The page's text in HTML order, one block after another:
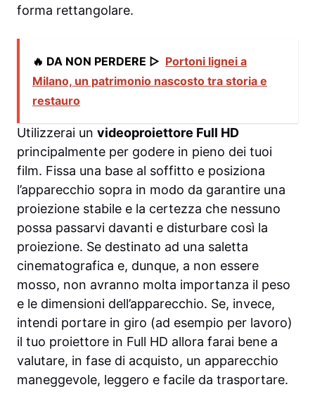
forma rettangolare.
🔥 DA NON PERDERE ▷ Portoni lignei a
Milano, un patrimonio nascosto tra storia e
restauro
Utilizzerai un videoproiettore Full HD
principalmente per godere in pieno dei tuoi
film. Fissa una base al soffitto e posiziona
l’apparecchio sopra in modo da garantire una
proiezione stabile e la certezza che nessuno
possa passarvi davanti e disturbare così la
proiezione. Se destinato ad una saletta
cinematografica e, dunque, a non essere
mosso, non avranno molta importanza il peso
e le dimensioni dell’apparecchio. Se, invece,
intendi portare in giro (ad esempio per lavoro)
il tuo proiettore in Full HD allora farai bene a
valutare, in fase di acquisto, un apparecchio
maneggevole, leggero e facile da trasportare.